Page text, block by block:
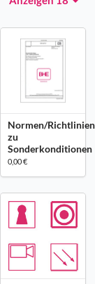
Normen/Richtlinien
zu
Sonderkonditionen
0,00 €